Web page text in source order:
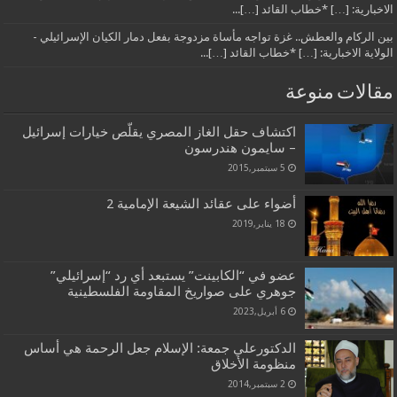
الاخبارية: […] *خطاب القائد […]...
بين الركام والعطش.. غزة تواجه مأساة مزدوجة بفعل دمار الكيان الإسرائيلي -
الولاية الاخبارية: […] *خطاب القائد […]...
مقالات منوعة
اكتشاف حقل الغاز المصري يقلّص خيارات إسرائيل
– سايمون هندرسون
5 سبتمبر,2015
أضواء على عقائد الشيعة الإمامية 2
18 يناير,2019
عضو في “الكابينت” يستبعد أي رد “إسرائيلي”
جوهري على صواريخ المقاومة الفلسطينية
6 أبريل,2023
الدكتورعلي جمعة: الإسلام جعل الرحمة هي أساس
منظومة الأخلاق
2 سبتمبر,2014